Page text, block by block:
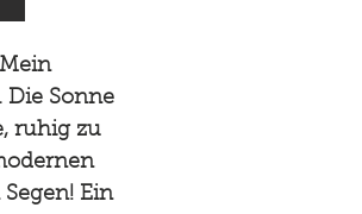
Sonne
ruhig zu
Ein